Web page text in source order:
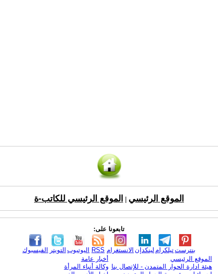
الموقع الرئيسي الموقع الرئيسي للكاتب-ة
تابعونا على:
الفيسبوك التويتر اليوتيوب RSS الانستغرام لينكدإن تيلكرامبنترست
الموقع الرئيسي
هيئة ادارة الحوار المتمدن - للإتصال بنا
أخبار عامة
وكالة أنباء المرأة